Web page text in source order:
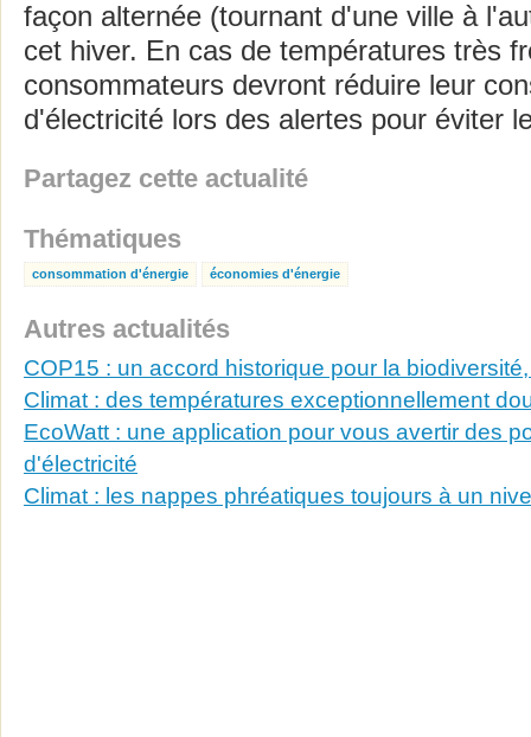
façon alternée (tournant d'une ville à
cet hiver. En cas de températures très
consommateurs devront réduire leur
d'électricité lors des alertes pour éviter
Partagez cette actualité
Thématiques
consommation d'énergie économies d'énergie
Autres actualités
COP15 : un accord historique pour la
Climat : des températures exceptionnellement
EcoWatt : une application pour vous avertir des
d'électricité
Climat : les nappes phréatiques toujours à un